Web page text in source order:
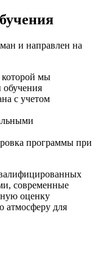
и направлен на
которой мы
обучения
с учетом
программы при
современные
оценку
атмосферу для